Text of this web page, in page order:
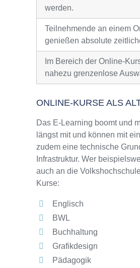
werden.
Teilnehmende an einem
genießen absolute
Im Bereich der Online-
nahezu grenzenlose
ONLINE-KURSE ALS
Das E-Learning boomt und
längst mit und können mit
zudem eine technische
Infrastruktur. Wer
auch an die
Kurse:
Englisch
BWL
Buchhaltung
Grafikdesign
Pädagogik